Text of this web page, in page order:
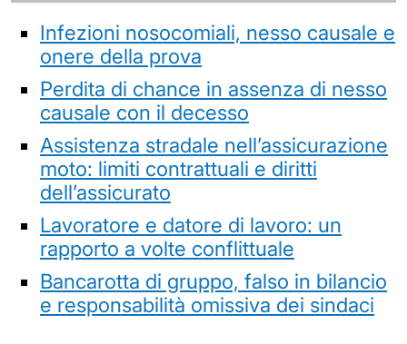
Infezioni nosocomiali, nesso causale e
onere della prova
Perdita di chance in assenza di nesso
causale con il decesso
Assistenza stradale nell’assicurazione
moto: limiti contrattuali e diritti
dell’assicurato
Lavoratore e datore di lavoro: un
rapporto a volte conflittuale
Bancarotta di gruppo, falso in bilancio
e responsabilità omissiva dei sindaci